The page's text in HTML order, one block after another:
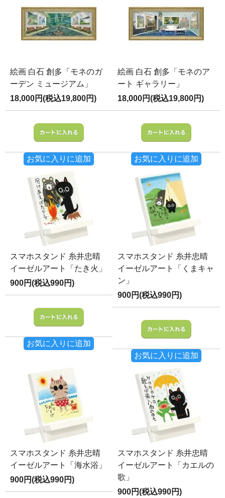
絵画 白石 創多「モネのガ
ーデン ミュージアム」
18,000円(税込19,800円)
お気に入りに追加
絵画 白石 創多「モネのア
ート ギャラリー」
18,000円(税込19,800円)
お気に入りに追加
スマホスタンド 糸井忠晴
イーゼルアート「たき火」
900円(税込990円)
お気に入りに追加
スマホスタンド 糸井忠晴
イーゼルアート「くまキャ
ン」
900円(税込990円)
お気に入りに追加
スマホスタンド 糸井忠晴
イーゼルアート「海水浴」
900円(税込990円)
スマホスタンド 糸井忠晴
イーゼルアート「カエルの
歌」
900円(税込990円)